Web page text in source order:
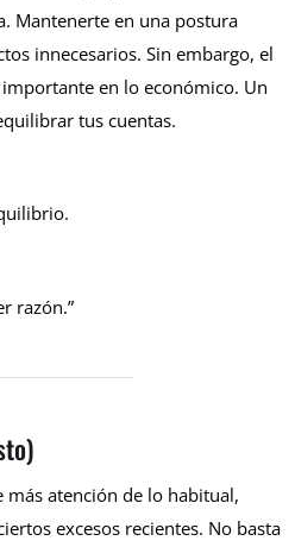
Mantenerte en una postura
innecesarios. Sin embargo, el
en lo económico. Un
tus cuentas.
razón.”
más atención de lo habitual,
excesos recientes. No basta